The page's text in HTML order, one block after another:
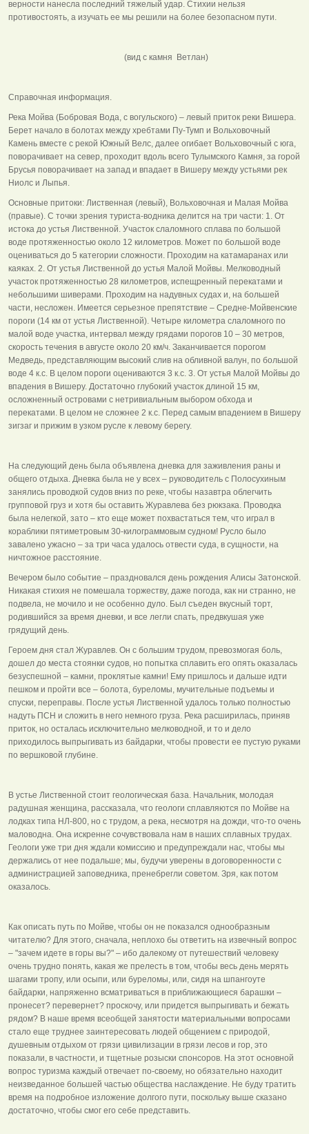
верности нанесла последний тяжелый удар. Стихии нельзя
противостоять, а изучать ее мы решили на более безопасном пути.
(вид с камня Ветлан)
Справочная информация.
Река Мойва (Бобровая Вода, с вогульского) – левый приток реки Вишера.
Берет начало в болотах между хребтами Пу-Тумп и Вольховочный
Камень вместе с рекой Южный Велс, далее огибает Вольховочный с юга,
поворачивает на север, проходит вдоль всего Тулымского Камня, за горой
Брусья поворачивает на запад и впадает в Вишеру между устьями рек
Ниолс и Лыпья.
Основные притоки: Лиственная (левый), Вольховочная и Малая Мойва
(правые). С точки зрения туриста-водника делится на три части: 1. От
истока до устья Лиственной. Участок слаломного сплава по большой
воде протяженностью около 12 километров. Может по большой воде
оцениваться до 5 категории сложности. Проходим на катамаранах или
каяках. 2. От устья Лиственной до устья Малой Мойвы. Мелководный
участок протяженностью 28 километров, испещренный перекатами и
небольшими шиверами. Проходим на надувных судах и, на большей
части, несложен. Имеется серьезное препятствие – Средне-Мойвенские
пороги (14 км от устья Лиственной). Четыре километра слаломного по
малой воде участка, интервал между грядами порогов 10 – 30 метров,
скорость течения в августе около 20 км/ч. Заканчивается порогом
Медведь, представляющим высокий слив на обливной валун, по большой
воде 4 к.с. В целом пороги оцениваются 3 к.с. 3. От устья Малой Мойвы до
впадения в Вишеру. Достаточно глубокий участок длиной 15 км,
осложненный островами с нетривиальным выбором обхода и
перекатами. В целом не сложнее 2 к.с. Перед самым впадением в Вишеру
зигзаг и прижим в узком русле к левому берегу.
На следующий день была объявлена дневка для заживления раны и
общего отдыха. Дневка была не у всех – руководитель с Полосухиным
занялись проводкой судов вниз по реке, чтобы назавтра облегчить
групповой груз и хотя бы оставить Журавлева без рюкзака. Проводка
была нелегкой, зато – кто еще может похвастаться тем, что играл в
кораблики пятиметровым 30-килограммовым судном! Русло было
завалено ужасно – за три часа удалось отвести суда, в сущности, на
ничтожное расстояние.
Вечером было событие – праздновался день рождения Алисы Затонской.
Никакая стихия не помешала торжеству, даже погода, как ни странно, не
подвела, не мочило и не особенно дуло. Был съеден вкусный торт,
родившийся за время дневки, и все легли спать, предвкушая уже
грядущий день.
Героем дня стал Журавлев. Он с большим трудом, превозмогая боль,
дошел до места стоянки судов, но попытка сплавить его опять оказалась
безуспешной – камни, проклятые камни! Ему пришлось и дальше идти
пешком и пройти все – болота, буреломы, мучительные подъемы и
спуски, переправы. После устья Лиственной удалось только полностью
надуть ПСН и сложить в него немного груза. Река расширилась, приняв
приток, но осталась исключительно мелководной, и то и дело
приходилось выпрыгивать из байдарки, чтобы провести ее пустую руками
по вершковой глубине.
В устье Лиственной стоит геологическая база. Начальник, молодая
радушная женщина, рассказала, что геологи сплавляются по Мойве на
лодках типа НЛ-800, но с трудом, а река, несмотря на дожди, что-то очень
маловодна. Она искренне сочувствовала нам в наших сплавных трудах.
Геологи уже три дня ждали комиссию и предупреждали нас, чтобы мы
держались от нее подальше; мы, будучи уверены в договоренности с
администрацией заповедника, пренебрегли советом. Зря, как потом
оказалось.
Как описать путь по Мойве, чтобы он не показался однообразным
читателю? Для этого, сначала, неплохо бы ответить на извечный вопрос
– "зачем идете в горы вы?" – ибо далекому от путешествий человеку
очень трудно понять, какая же прелесть в том, чтобы весь день мерять
шагами тропу, или осыпи, или буреломы, или, сидя на шпангоуте
байдарки, напряженно всматриваться в приближающиеся барашки –
пронесет? перевернет? проскочу, или придется выпрыгивать и бежать
рядом? В наше время всеобщей занятости материальными вопросами
стало еще труднее заинтересовать людей общением с природой,
душевным отдыхом от грязи цивилизации в грязи лесов и гор, это
показали, в частности, и тщетные розыски спонсоров. На этот основной
вопрос туризма каждый отвечает по-своему, но обязательно находит
неизведанное большей частью общества наслаждение. Не буду тратить
время на подробное изложение долгого пути, поскольку выше сказано
достаточно, чтобы смог его себе представить.